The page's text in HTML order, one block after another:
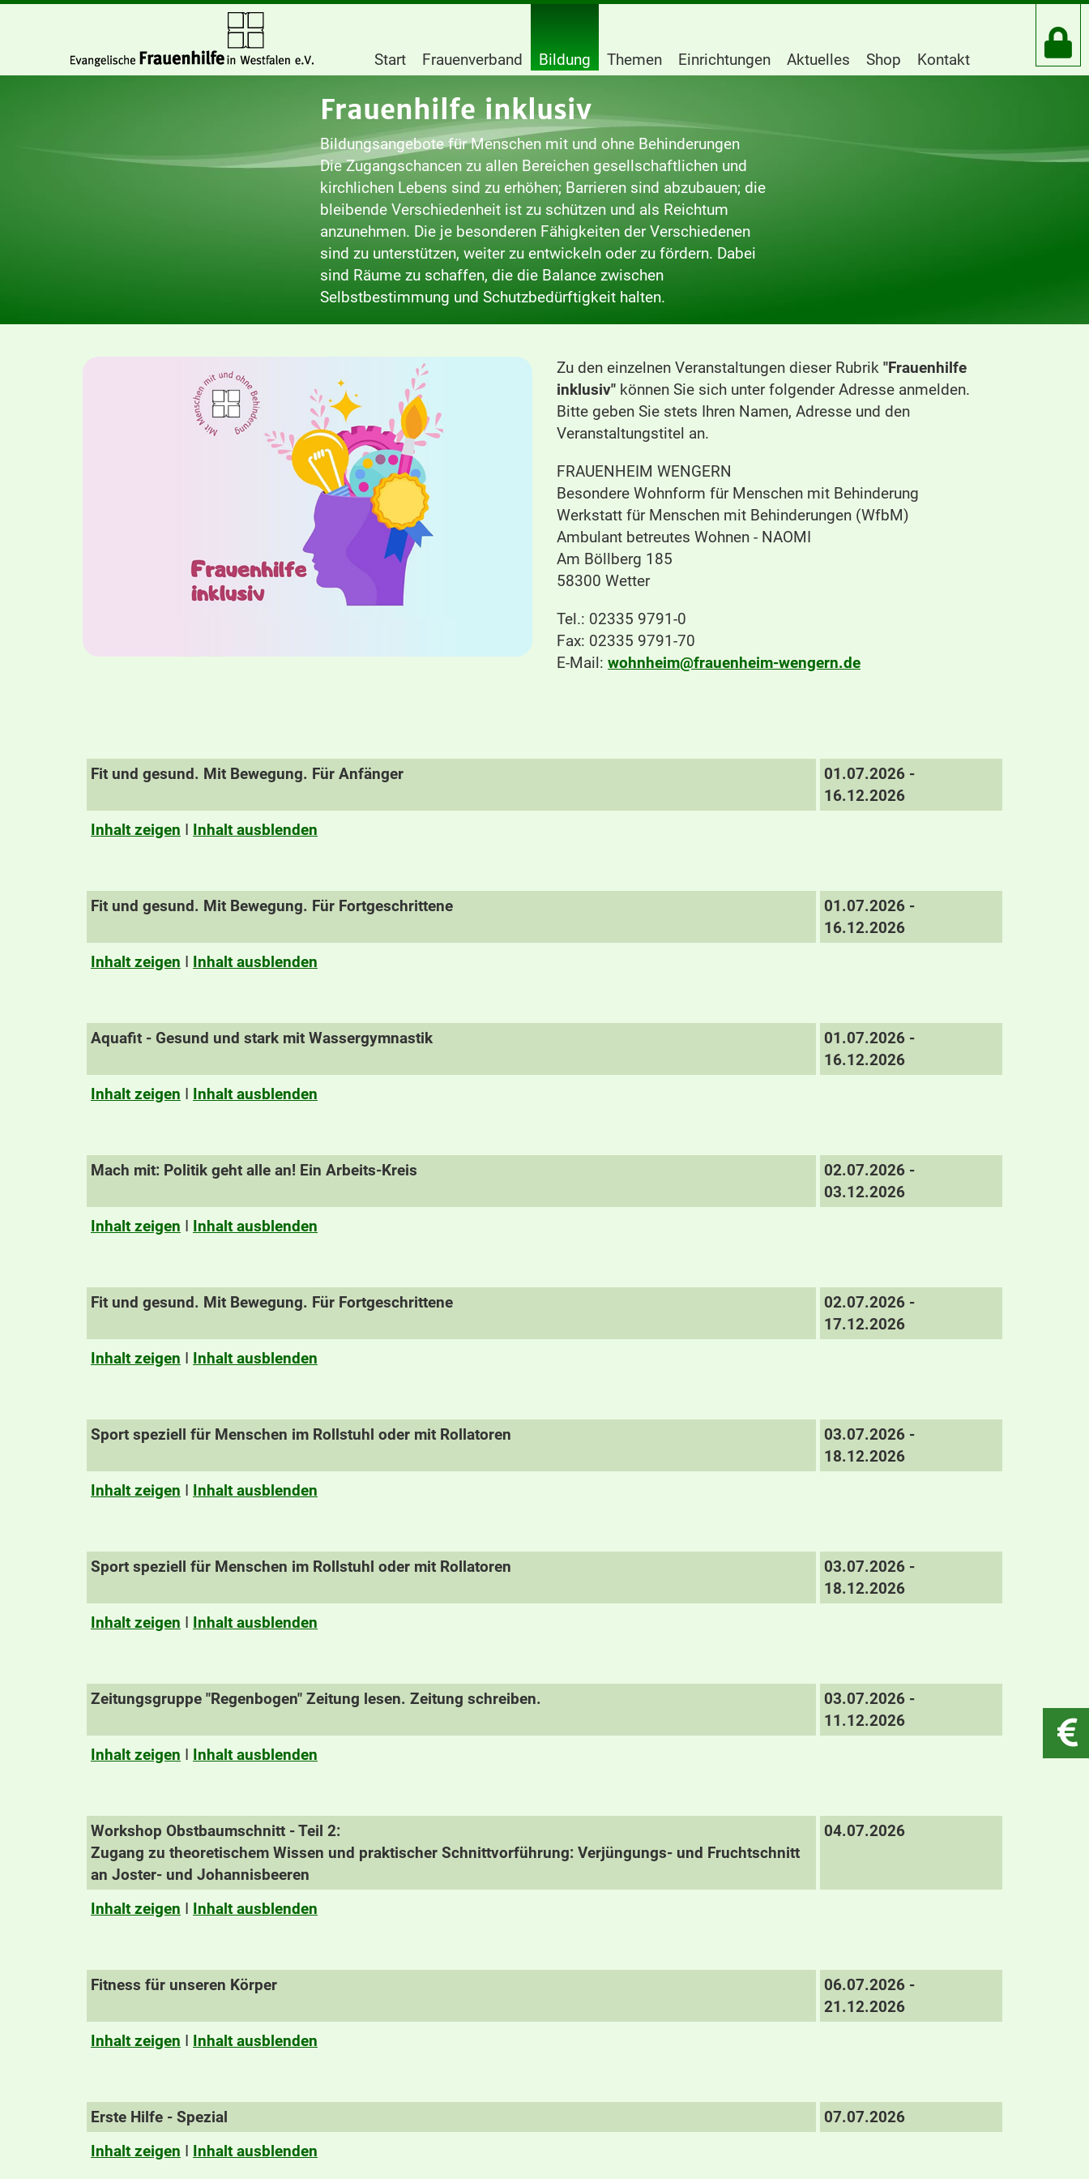
Start Frauenverband Bildung Themen Einrichtungen Aktuelles Shop Kontakt
Frauenhilfe inklusiv
Bildungsangebote für Menschen mit und ohne Behinderungen
Die Zugangschancen zu allen Bereichen gesellschaftlichen und
kirchlichen Lebens sind zu erhöhen; Barrieren sind abzubauen; die
bleibende Verschiedenheit ist zu schützen und als Reichtum
anzunehmen. Die je besonderen Fähigkeiten der Verschiedenen
sind zu unterstützen, weiter zu entwickeln oder zu fördern. Dabei
sind Räume zu schaffen, die die Balance zwischen
Selbstbestimmung und Schutzbedürftigkeit halten.
Zu den einzelnen Veranstaltungen dieser Rubrik "Frauenhilfe
inklusiv" können Sie sich unter folgender Adresse anmelden.
Bitte geben Sie stets Ihren Namen, Adresse und den
Veranstaltungstitel an.
FRAUENHEIM WENGERN
Besondere Wohnform für Menschen mit Behinderung
Werkstatt für Menschen mit Behinderungen (WfbM)
Ambulant betreutes Wohnen - NAOMI
Am Böllberg 185
58300 Wetter
Tel.: 02335 9791-0
Fax: 02335 9791-70
E-Mail: wohnheim@frauenheim-wengern.de
Fit und gesund. Mit Bewegung. Für Anfänger
01.07.2026 -
16.12.2026
Inhalt zeigen I Inhalt ausblenden
Fit und gesund. Mit Bewegung. Für Fortgeschrittene
01.07.2026 -
16.12.2026
Inhalt zeigen I Inhalt ausblenden
Aquafit - Gesund und stark mit Wassergymnastik
01.07.2026 -
16.12.2026
Inhalt zeigen I Inhalt ausblenden
Mach mit: Politik geht alle an! Ein Arbeits-Kreis
02.07.2026 -
03.12.2026
Inhalt zeigen I Inhalt ausblenden
Fit und gesund. Mit Bewegung. Für Fortgeschrittene
02.07.2026 -
17.12.2026
Inhalt zeigen I Inhalt ausblenden
Sport speziell für Menschen im Rollstuhl oder mit Rollatoren
03.07.2026 -
18.12.2026
Inhalt zeigen I Inhalt ausblenden
Sport speziell für Menschen im Rollstuhl oder mit Rollatoren
03.07.2026 -
18.12.2026
Inhalt zeigen I Inhalt ausblenden
Zeitungsgruppe "Regenbogen" Zeitung lesen. Zeitung schreiben.
03.07.2026 -
11.12.2026
Inhalt zeigen I Inhalt ausblenden
Workshop Obstbaumschnitt - Teil 2:
Zugang zu theoretischem Wissen und praktischer Schnittvorführung: Verjüngungs- und Fruchtschnitt
an Joster- und Johannisbeeren
04.07.2026
Inhalt zeigen I Inhalt ausblenden
Fitness für unseren Körper
06.07.2026 -
21.12.2026
Inhalt zeigen I Inhalt ausblenden
Erste Hilfe - Spezial
07.07.2026
Inhalt zeigen I Inhalt ausblenden